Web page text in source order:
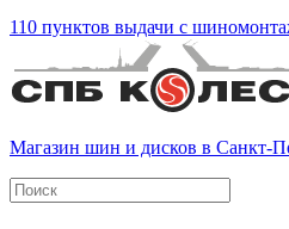
110 пунктов выдачи с
Магазин шин и дисков в Санкт-